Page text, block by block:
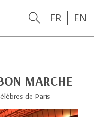
FR EN
MARCHE
de Paris